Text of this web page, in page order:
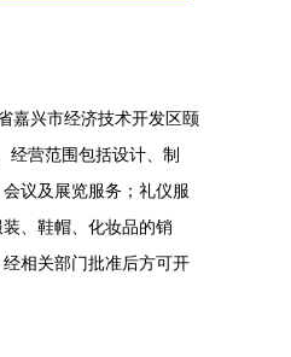
嘉兴市经济技术开发区颐
经营范围包括设计、制
议及展览服务；礼仪服
、鞋帽、化妆品的销
相关部门批准后方可开